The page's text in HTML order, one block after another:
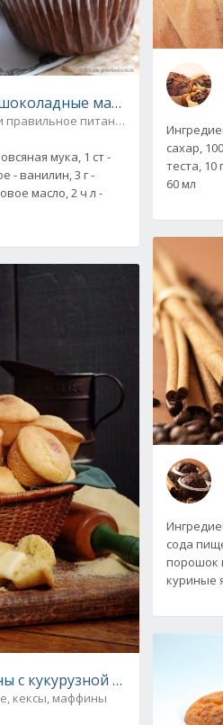
маффины
правильное питание / Печенье,
мука, 1 ст -
- ванилин, 3 г -
масло, 2 ч л -
кукурузной мукой, рецепт
кексы, маффины
сахар,
теста, 10
60 мл
сода
порошок
куриные